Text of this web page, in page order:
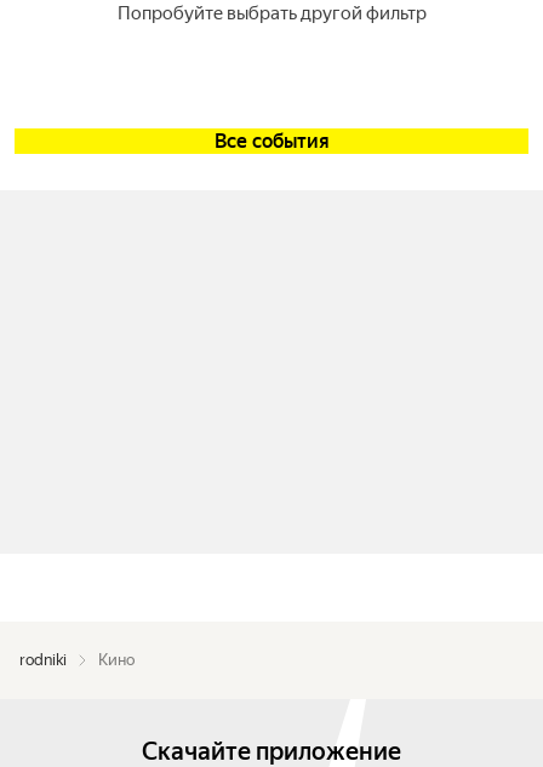
Попробуйте выбрать другой фильтр
Все события
rodniki Кино
Скачайте приложение